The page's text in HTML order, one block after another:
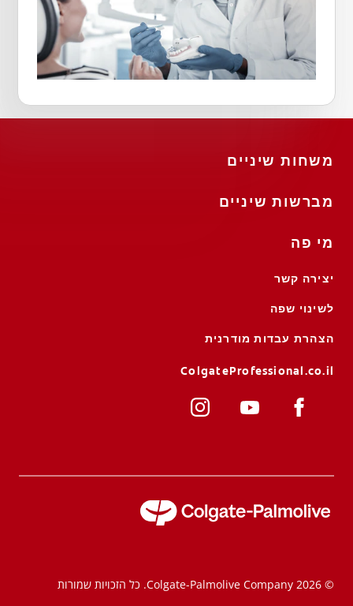
משחות שיניים
מברשות שיניים
מי פה
יצירה קשר
לשינוי שפה
הצהרת עבדות מודרנית
ColgateProfessional.co.il
© 2026 Colgate-Palmolive Company. כל הזכויות שמורות